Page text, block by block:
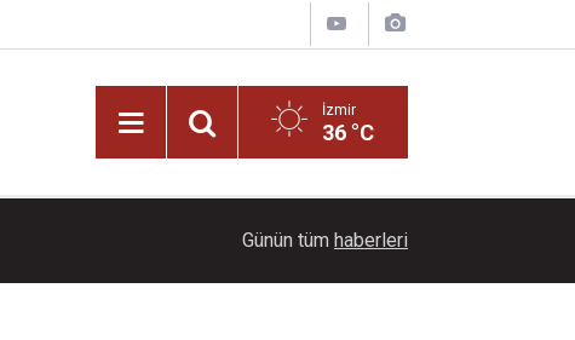
İzmir
36 °C
Konak Belediyesi yeni yaşam alanını hizmete
Günün tüm haberleri